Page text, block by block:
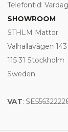
Telefontid:
SHOWROOM
STHLM Mattor
Valhallavägen 143
115 31 Stockholm
Sweden
VAT: